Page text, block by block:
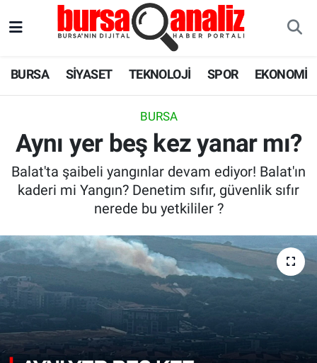
BURSA SİYASET TEKNOLOJİ SPOR EKONOMİ
BURSA
Aynı yer beş kez yanar mı?
Balat'ta şaibeli yangınlar devam ediyor! Balat'ın
kaderi mi Yangın? Denetim sıfır, güvenlik sıfır
nerede bu yetkililer ?
SPOR
EKONOMİ
SAĞLIK
ASTROLOJİ
BLOG
Süper Lig Puan Durumu ve Fikstür
Tüm Manşetler
Son Dakika Haberleri
Haber Arşivi